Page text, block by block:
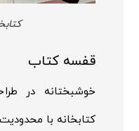
قفسه کتاب
خوشبختانه در
کتابخانه با